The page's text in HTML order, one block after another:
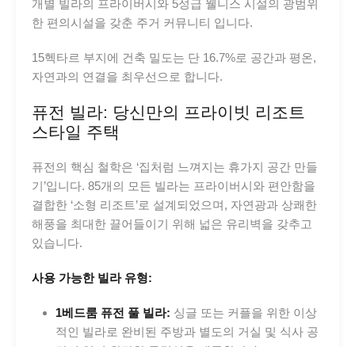
개별 빌라의 프라이버시와 5성급 웰니스 시설의 광범위
한 편의시설을 갖춘 주거 커뮤니티 입니다.
15헥타르 부지에 건축 밀도는 단 16.7%로 공간과 평온,
자연과의 연결을 최우선으로 합니다.
퓨전 빌라: 당신만의 프라이빗 리조트
스타일 주택
퓨전의 핵심 철학은 ‘집처럼 느껴지는 휴가지 공간 만들
기’입니다. 85개의 모든 빌라는 프라이버시와 편안함을
결합한 ‘소형 리조트’로 설계되었으며, 자연광과 상쾌한
해풍을 최대한 끌어들이기 위해 넓은 유리벽을 갖추고
있습니다.
사용 가능한 빌라 유형:
1베드룸 퓨전 풀 빌라: 싱글 또는 커플을 위한 이상
적인 빌라로 완비된 주방과 별도의 거실 및 식사 공